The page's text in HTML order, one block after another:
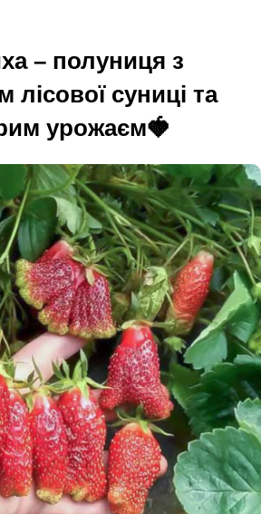
– полуниця з
лісової суниці та
урожаєм🍓